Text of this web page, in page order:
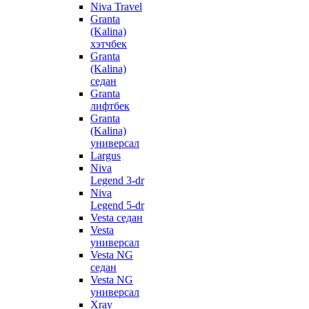
Niva Travel
Granta
(Kalina)
хэтчбек
Granta
(Kalina)
седан
Granta
лифтбек
Granta
(Kalina)
универсал
Largus
Niva
Legend 3-dr
Niva
Legend 5-dr
Vesta седан
Vesta
универсал
Vesta NG
седан
Vesta NG
универсал
Xray